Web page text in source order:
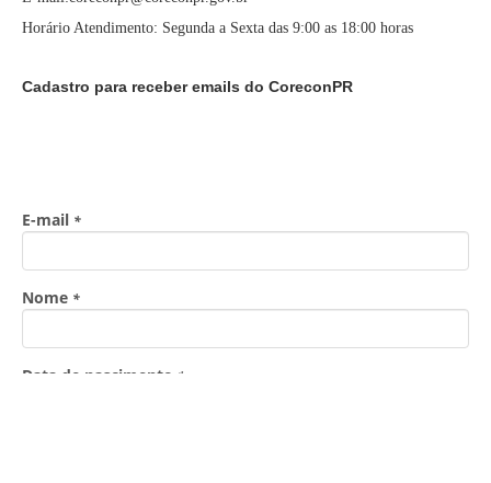
Horário Atendimento: Segunda a Sexta das 9:00 as 18:00 horas
Cadastro para receber emails do CoreconPR